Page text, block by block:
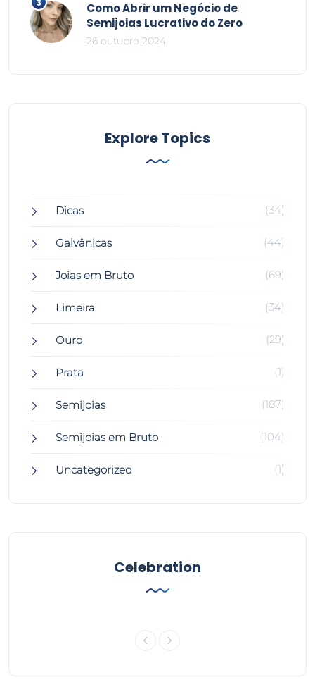
Como Abrir um Negócio de
Semijoias Lucrativo do Zero
26 outubro 2024
Explore Topics
Dicas (34)
Galvânicas (44)
Joias em Bruto (69)
Limeira (34)
Ouro (29)
Prata (1)
Semijoias (187)
Semijoias em Bruto (104)
Uncategorized (1)
Celebration